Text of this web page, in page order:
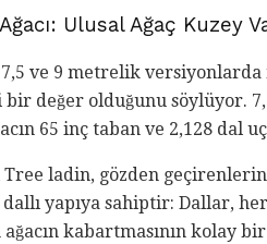
Ulusal Ağaç Kuzey
ve 9 metrelik
değer olduğunu söylüyor.
65 inç taban ve 2,128 dal
ladin, gözden
yapıya sahiptir: Dallar,
kabartmasının kolay